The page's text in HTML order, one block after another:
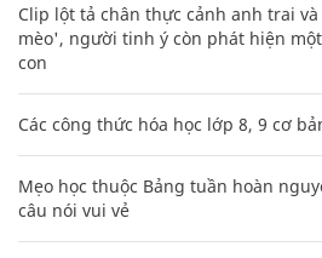
Clip lột tả chân thực cảnh anh trai
mèo', người tinh ý còn phát hiện
con
Các công thức hóa học lớp 8, 9 cơ
Mẹo học thuộc Bảng tuần hoàn
câu nói vui vẻ